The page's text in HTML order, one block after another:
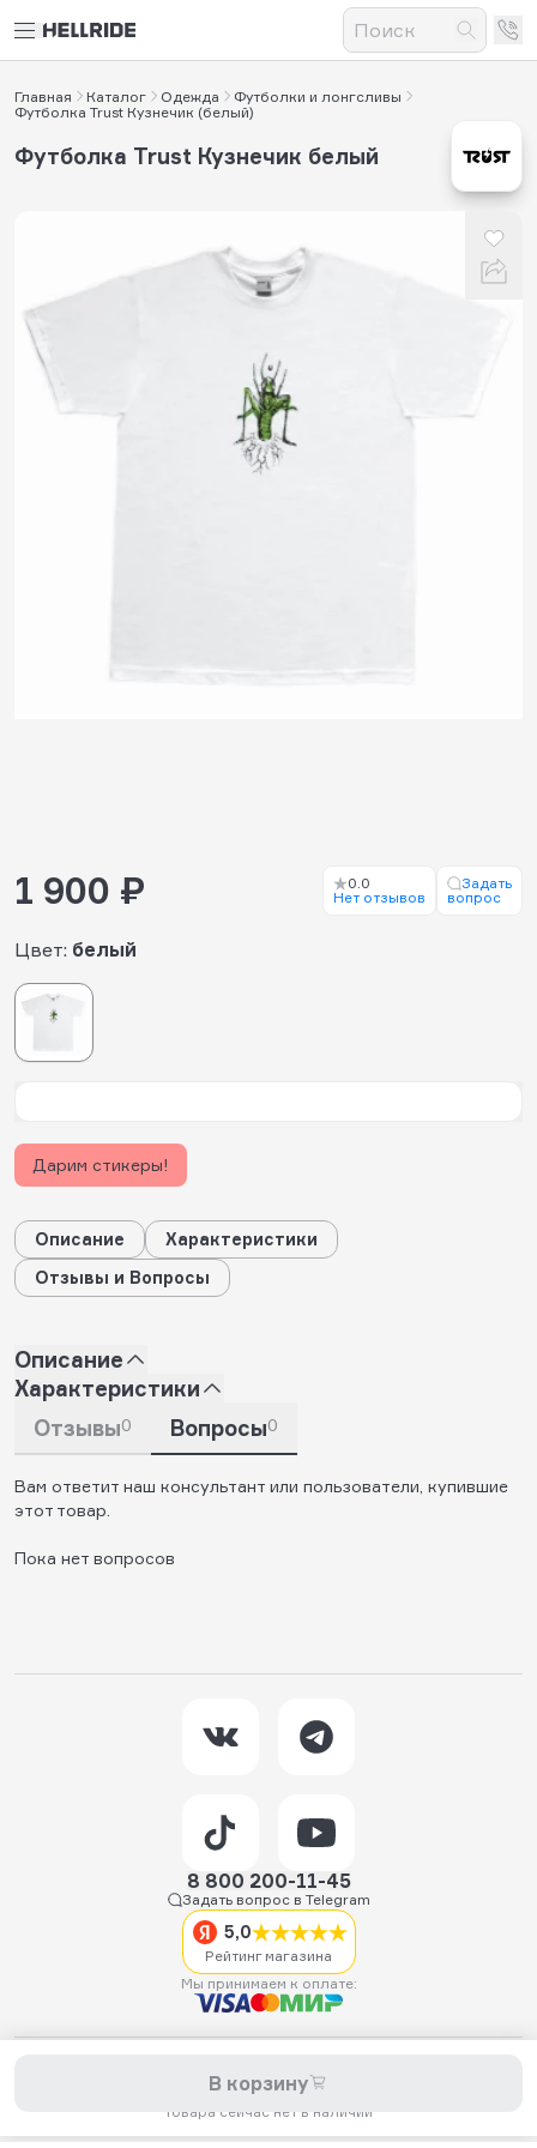
Главная Каталог Одежда
Футболки и лонгсливы
Футболка Trust Кузнечик (белый)
Футболка Trust Кузнечик белый
Цвет: белый
1 900 ₽
0.0
Нет отзывов
Задать
вопрос
В корзину
Товара сейчас нет в наличии
Дарим стикеры!
Описание
Характеристики
Отзывы и Вопросы
Описание
Характеристики
Отзывы0 Вопросы0
Вам ответит наш консультант или пользователи, купившие
этот товар.
Пока нет вопросов
8 800 200-11-45
Задать вопрос в Telegram
5,0
Рейтинг магазина
Мы принимаем к оплате:
самокатов, запчастей для самокатов, аксессуаров, экипировки,
одежды и обуви.